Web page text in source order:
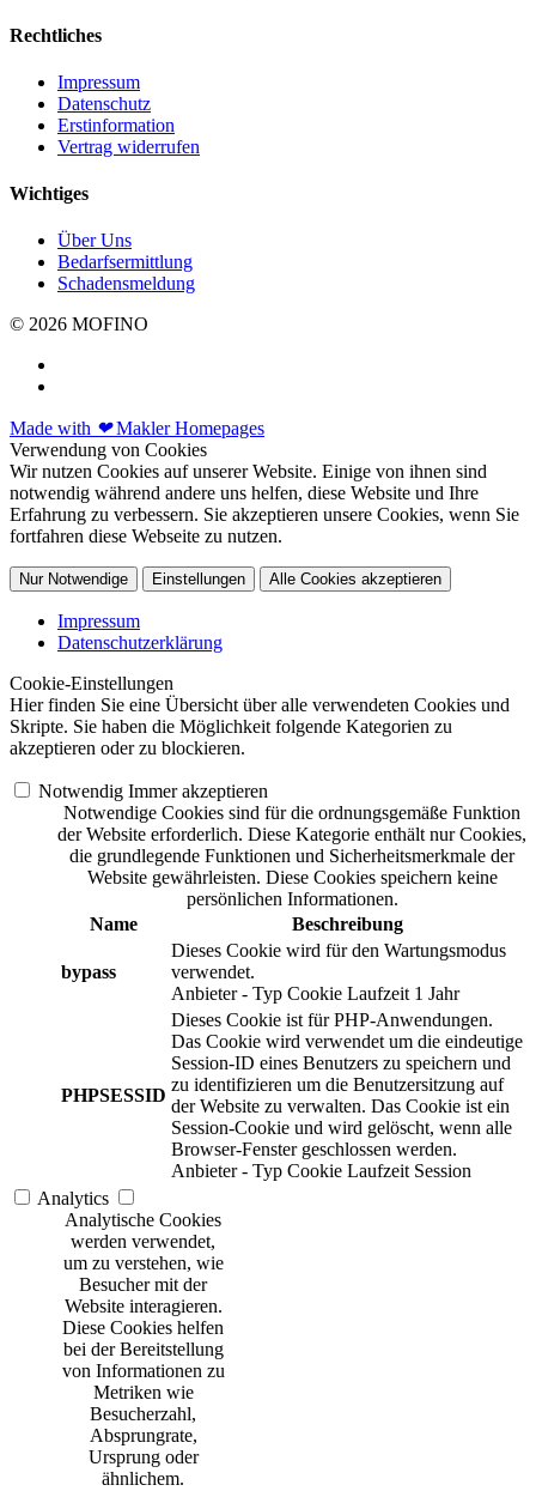
Rechtliches
Impressum
Datenschutz
Erstinformation
Vertrag widerrufen
Wichtiges
Über Uns
Bedarfsermittlung
Schadensmeldung
© 2026 MOFINO
Made with ❤Makler Homepages
Verwendung von Cookies
Wir nutzen Cookies auf unserer Website. Einige von ihnen sind
notwendig während andere uns helfen, diese Website und Ihre
Erfahrung zu verbessern. Sie akzeptieren unsere Cookies, wenn Sie
fortfahren diese Webseite zu nutzen.
Nur Notwendige Einstellungen Alle Cookies akzeptieren
Impressum
Datenschutzerklärung
Cookie-Einstellungen
Hier finden Sie eine Übersicht über alle verwendeten Cookies und
Skripte. Sie haben die Möglichkeit folgende Kategorien zu
akzeptieren oder zu blockieren.
Notwendig Immer akzeptieren
Notwendige Cookies sind für die ordnungsgemäße Funktion
der Website erforderlich. Diese Kategorie enthält nur Cookies,
die grundlegende Funktionen und Sicherheitsmerkmale der
Website gewährleisten. Diese Cookies speichern keine
persönlichen Informationen.
Name
Beschreibung
bypass
Dieses Cookie wird für den Wartungsmodus
verwendet.
Anbieter - Typ Cookie Laufzeit 1 Jahr
PHPSESSID
Dieses Cookie ist für PHP-Anwendungen.
Das Cookie wird verwendet um die eindeutige
Session-ID eines Benutzers zu speichern und
zu identifizieren um die Benutzersitzung auf
der Website zu verwalten. Das Cookie ist ein
Session-Cookie und wird gelöscht, wenn alle
Browser-Fenster geschlossen werden.
Anbieter - Typ Cookie Laufzeit Session
Analytics
Analytische Cookies
werden verwendet,
um zu verstehen, wie
Besucher mit der
Website interagieren.
Diese Cookies helfen
bei der Bereitstellung
von Informationen zu
Metriken wie
Besucherzahl,
Absprungrate,
Ursprung oder
ähnlichem.